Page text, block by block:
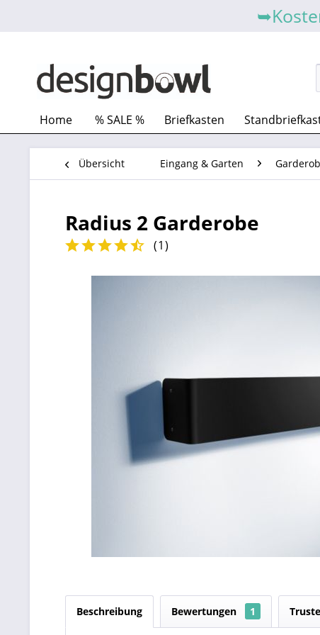
Home % SALE % Briefkasten
Übersicht Eingang & Garten
Radius 2 Garderobe
(1)
Beschreibung Bewertungen 1